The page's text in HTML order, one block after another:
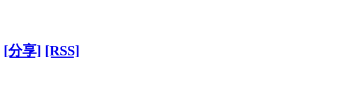
[分享] [RSS]